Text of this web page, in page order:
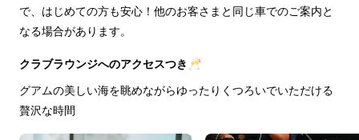
で、はじめての方も安心！他のお客さまと同じ車でのご案内と
なる場合があります。
クラブラウンジへのアクセスつき🥂
グアムの美しい海を眺めながらゆったりくつろいでいただける
贅沢な時間